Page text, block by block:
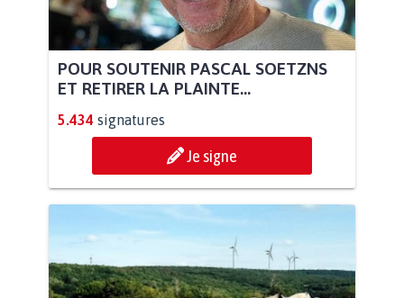
POUR SOUTENIR PASCAL SOETZNS
ET RETIRER LA PLAINTE...
5.434 signatures
Je signe